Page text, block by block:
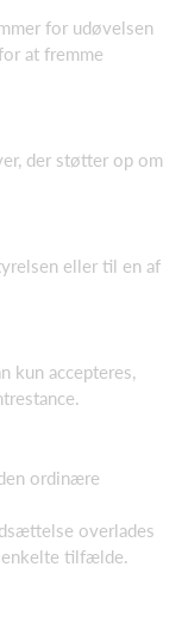
for udøvelsen
at fremme
der støtter op om
eller til en af
kun accepteres,
ordinære
overlades
tilfælde.